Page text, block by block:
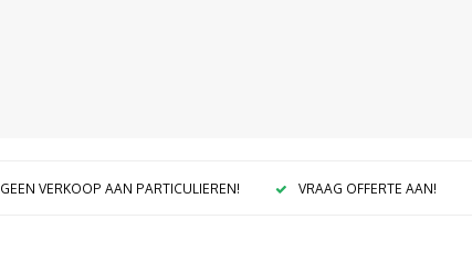
GEEN VERKOOP AAN PARTICULIEREN! VRAAG OFFERTE AAN!